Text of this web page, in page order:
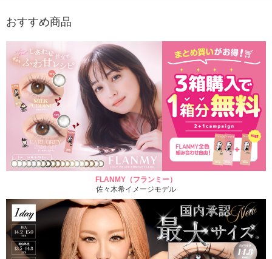
おすすめ商品
FLANMY（フランミー）
佐々木希イメージモデル